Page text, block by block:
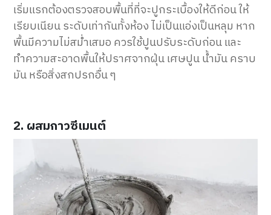
เริ่มแรกต้องตรวจสอบพื้นที่ที่จะปูกระเบื้องให้ดีก่อน ให้
เรียบเนียน ระดับเท่ากันทั้งห้อง ไม่เป็นแอ่งเป็นหลุม หาก
พื้นมีความไม่สม่ำเสมอ ควรใช้ปูนปรับระดับก่อน และ
ทำความสะอาดพื้นให้ปราศจากฝุ่น เศษปูน น้ำมัน คราบ
มัน หรือสิ่งสกปรกอื่น ๆ
2. ผสมกาวซีเมนต์